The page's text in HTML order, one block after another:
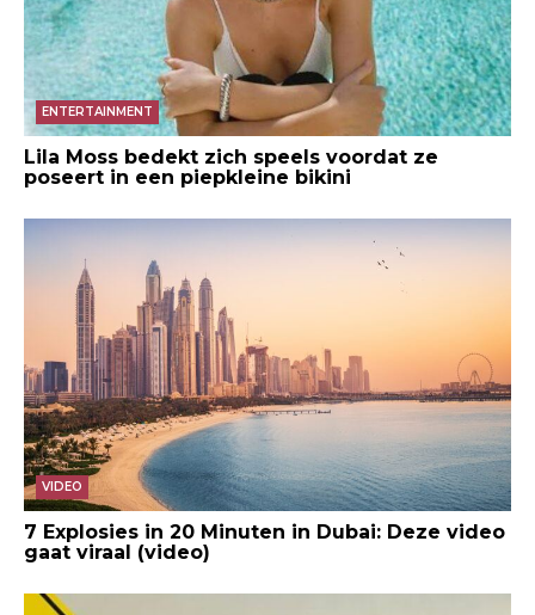
ENTERTAINMENT
Lila Moss bedekt zich speels voordat ze
poseert in een piepkleine bikini
VIDEO
7 Explosies in 20 Minuten in Dubai: Deze video
gaat viraal (video)